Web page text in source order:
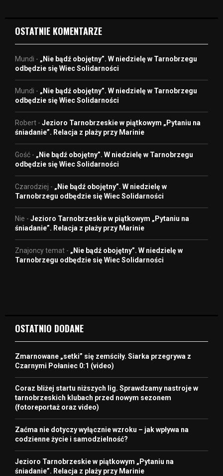
OSTATNIE KOMENTARZE
Mundi - „Nie bądź obojętny”. W niedzielę w Tarnobrzegu
odbędzie się Wiec Solidarności
Mundi - „Nie bądź obojętny”. W niedzielę w Tarnobrzegu
odbędzie się Wiec Solidarności
Robert - Jezioro Tarnobrzeskie w piątkowym „Pytaniu na
śniadanie”. Relacja z plaży przy Marinie
Gość - „Nie bądź obojętny”. W niedzielę w Tarnobrzegu
odbędzie się Wiec Solidarności
Czarodziej - „Nie bądź obojętny”. W niedzielę w
Tarnobrzegu odbędzie się Wiec Solidarności
Nie - Jezioro Tarnobrzeskie w piątkowym „Pytaniu na
śniadanie”. Relacja z plaży przy Marinie
Znajoncy temat - „Nie bądź obojętny”. W niedzielę w
Tarnobrzegu odbędzie się Wiec Solidarności
OSTATNIO DODANE
Zmarnowane „setki” się zemściły. Siarka przegrywa z
Czarnymi Połaniec 0:1 (video)
Coraz bliżej startu niższych lig. Sprawdzamy nastroje w
tarnobrzeskich klubach przed nowym sezonem
(fotoreportaż oraz video)
Zaćma nie dotyczy wyłącznie wzroku – jak wpływa na
codzienne życie i samodzielność?
Jezioro Tarnobrzeskie w piątkowym „Pytaniu na
śniadanie”. Relacja z plaży przy Marinie